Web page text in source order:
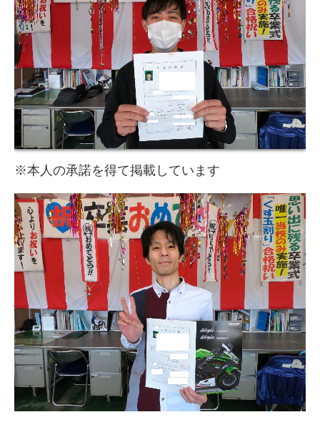
教習プラン・コース
学校案内
アクセス
お問い合わせ
職員紹介
採用情報
高齢者講習
法人・企業講習について
園児・児童・学生向け
運転免許をお持ちの方向け
motorad alpha
卒業生の声
※本人の承諾を得て掲載しています